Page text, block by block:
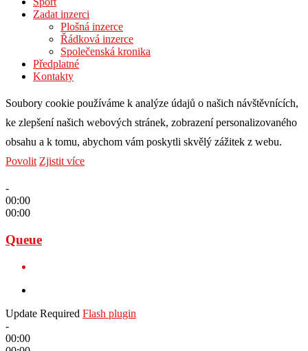
Zadat inzerci
Plošná inzerce
Řádková inzerce
Společenská kronika
Předplatné
Kontakty
Soubory cookie používáme k analýze údajů o našich návštěvnících,
ke zlepšení našich webových stránek, zobrazení personalizovaného
obsahu a k tomu, abychom vám poskytli skvělý zážitek z webu.
Povolit Zjistit více
-
00:00
00:00
Queue
Update Required Flash plugin
-
00:00